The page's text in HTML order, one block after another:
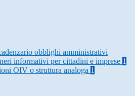
obblighi amministrativi
informativi per cittadini e imprese 1
OIV o struttura analoga 1